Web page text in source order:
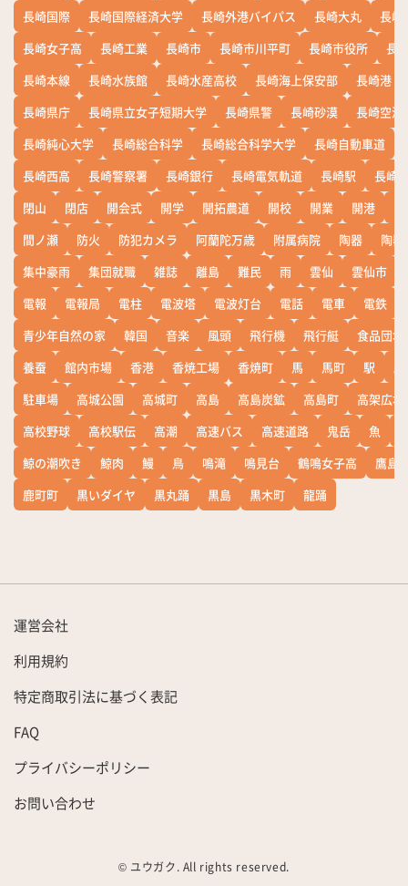
長崎国際
長崎国際経済大学 長崎外港バイパス 長崎大丸
長崎
長崎女子高
長崎工業 長崎市 長崎市川平町 長崎市役所
長
長崎本線
長崎水族館 長崎水産高校 長崎海上保安部
長崎港
長崎県庁
長崎県立女子短期大学 長崎県警 長崎砂漠
長崎空港
長崎純心大学
長崎総合科学 長崎総合科学大学 長崎自動車道
長崎西高
長崎警察署 長崎銀行 長崎電気軌道 長崎駅
長崎
閉山
閉店 開会式 開学 開拓農道 開校 開業 開港
間ノ瀬
防火 防犯カメラ 阿蘭陀万歳 附属病院 陶器
陶器
集中豪雨
集団就職 雑誌 離島 難民 雨 雲仙 雲仙市
電報
電報局 電柱 電波塔 電波灯台 電話 電車 電鉄
青少年自然の家
韓国 音楽 風頭 飛行機 飛行艇
食品団地
養蚕
館内市場 香港 香焼工場 香焼町 馬 馬町 駅
駐車場
高城公園 高城町 高島 高島炭鉱 高島町
高架広場
高校野球
高校駅伝 高潮 高速バス 高速道路 鬼岳 魚
鯨の潮吹き
鯨肉 鰻 鳥 鳴滝 鳴見台 鶴鳴女子高
鷹島
鹿町町
黒いダイヤ 黒丸踊 黒島 黒木町 龍踊
運営会社
利用規約
特定商取引法に基づく表記
FAQ
プライバシーポリシー
お問い合わせ
© ユウガク. All rights reserved.